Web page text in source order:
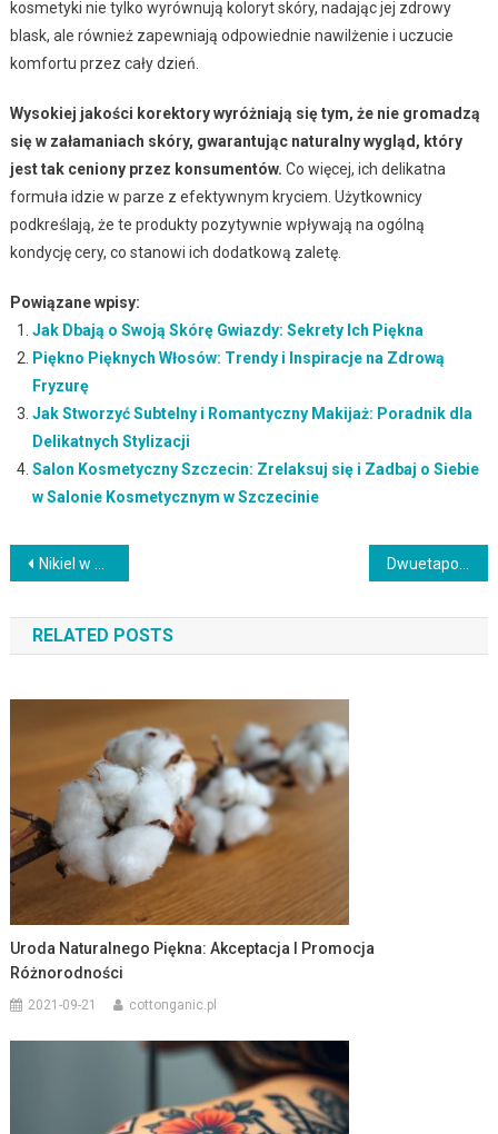
kosmetyki nie tylko wyrównują koloryt skóry, nadając jej zdrowy
blask, ale również zapewniają odpowiednie nawilżenie i uczucie
komfortu przez cały dzień.
Wysokiej jakości korektory wyróżniają się tym, że nie gromadzą
się w załamaniach skóry, gwarantując naturalny wygląd, który
jest tak ceniony przez konsumentów. Co więcej, ich delikatna
formuła idzie w parze z efektywnym kryciem. Użytkownicy
podkreślają, że te produkty pozytywnie wpływają na ogólną
kondycję cery, co stanowi ich dodatkową zaletę.
Powiązane wpisy:
Jak Dbają o Swoją Skórę Gwiazdy: Sekrety Ich Piękna
Piękno Pięknych Włosów: Trendy i Inspiracje na Zdrową
Fryzurę
Jak Stworzyć Subtelny i Romantyczny Makijaż: Poradnik dla
Delikatnych Stylizacji
Salon Kosmetyczny Szczecin: Zrelaksuj się i Zadbaj o Siebie
w Salonie Kosmetycznym w Szczecinie
Nawigacja
wpisu
Nikiel w kosmetykach – co powinieneś wiedzieć o alergii?
RELATED POSTS
Uroda Naturalnego Piękna: Akceptacja I Promocja
Różnorodności
2021-09-21 cottonganic.pl